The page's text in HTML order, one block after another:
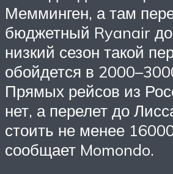
Мемминген, а там
бюджетный Ryanair
низкий сезон такой
обойдется в
Прямых рейсов из
нет, а перелет до
стоить не менее
сообщает Momondo.